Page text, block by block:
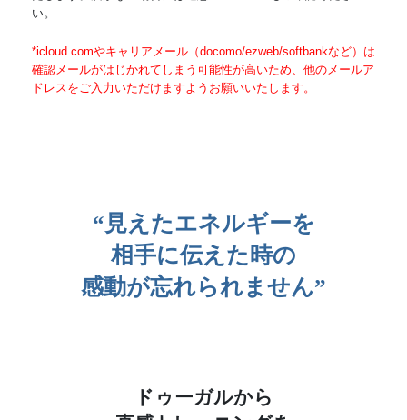
い。
*icloud.comやキャリアメール（docomo/ezweb/softbankなど）は
確認メールがはじかれてしまう可能性が高いため、他のメールア
ドレスをご入力いただけますようお願いいたします。
“見えたエネルギーを
相手に伝えた時の
感動が忘れられません”
ドゥーガルから